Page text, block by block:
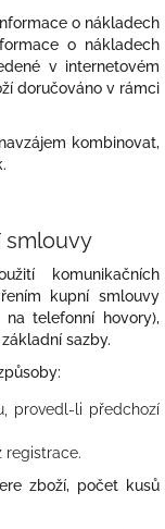
o nákladech
o nákladech
v internetovém
doručováno v rámci
kombinovat,
smlouvy
komunikačních
kupní smlouvy
telefonní hovory),
sazby.
provedl-li předchozí
registrace.
zboží, počet kusů